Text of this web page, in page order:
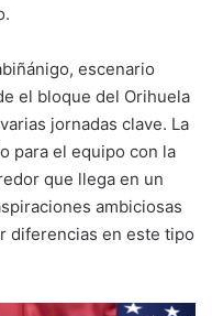
escenario
el bloque del Orihuela
jornadas clave. La
para el equipo con la
que llega en un
ambiciosas
diferencias en este tipo